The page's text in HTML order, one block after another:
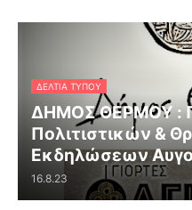
ΔΕΛΤΊΑ ΤΎΠΟΥ
ΔΗΜΟΣ ΘΕΡΜΟΥ :
Πολιτιστικών &
Εκδηλώσεων
16.8.23